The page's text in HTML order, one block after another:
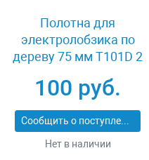
Полотна для
электролобзика по
дереву 75 мм T101D 2
100 руб.
Сообщить о поступлении
Нет в наличии